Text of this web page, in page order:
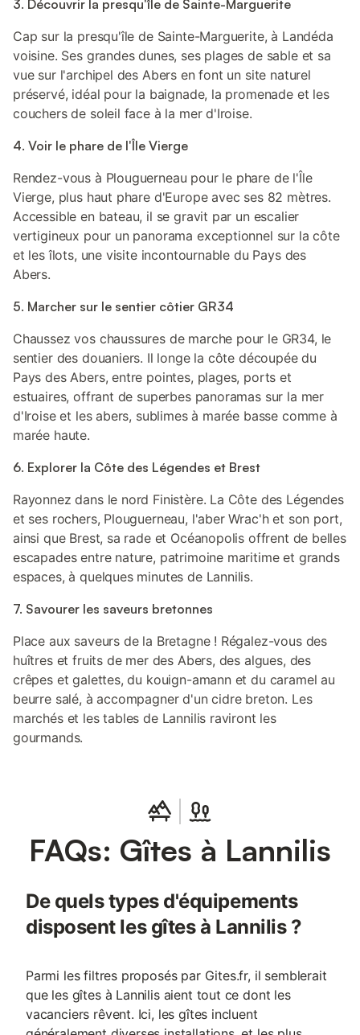
3. Découvrir la presqu'île de Sainte-Marguerite
Cap sur la presqu'île de Sainte-Marguerite, à Landéda
voisine. Ses grandes dunes, ses plages de sable et sa
vue sur l'archipel des Abers en font un site naturel
préservé, idéal pour la baignade, la promenade et les
couchers de soleil face à la mer d'Iroise.
4. Voir le phare de l'Île Vierge
Rendez-vous à Plouguerneau pour le phare de l'Île
Vierge, plus haut phare d'Europe avec ses 82 mètres.
Accessible en bateau, il se gravit par un escalier
vertigineux pour un panorama exceptionnel sur la côte
et les îlots, une visite incontournable du Pays des
Abers.
5. Marcher sur le sentier côtier GR34
Chaussez vos chaussures de marche pour le GR34, le
sentier des douaniers. Il longe la côte découpée du
Pays des Abers, entre pointes, plages, ports et
estuaires, offrant de superbes panoramas sur la mer
d'Iroise et les abers, sublimes à marée basse comme à
marée haute.
6. Explorer la Côte des Légendes et Brest
Rayonnez dans le nord Finistère. La Côte des Légendes
et ses rochers, Plouguerneau, l'aber Wrac'h et son port,
ainsi que Brest, sa rade et Océanopolis offrent de belles
escapades entre nature, patrimoine maritime et grands
espaces, à quelques minutes de Lannilis.
7. Savourer les saveurs bretonnes
Place aux saveurs de la Bretagne ! Régalez-vous des
huîtres et fruits de mer des Abers, des algues, des
crêpes et galettes, du kouign-amann et du caramel au
beurre salé, à accompagner d'un cidre breton. Les
marchés et les tables de Lannilis raviront les
gourmands.
FAQs: Gîtes à Lannilis
De quels types d'équipements
disposent les gîtes à Lannilis ?
Parmi les filtres proposés par Gites.fr, il semblerait
que les gîtes à Lannilis aient tout ce dont les
vacanciers rêvent. Ici, les gîtes incluent